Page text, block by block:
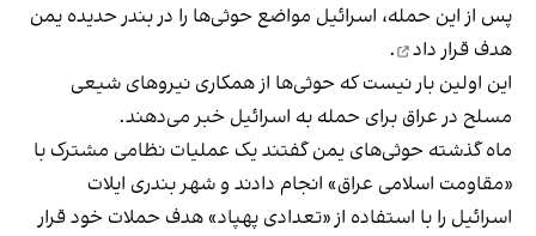
پس از این حمله، اسرائیل مواضع حوثی‌ها را در بندر حدیده یمن
هدف قرار داد
.
این اولین بار نیست که حوثی‌ها از همکاری نیروهای شیعی
مسلح در عراق برای حمله به اسرائیل خبر می‌دهند.
ماه گذشته حوثی‌های یمن گفتند یک عملیات نظامی مشترک با
«مقاومت اسلامی عراق» انجام دادند و شهر بندری ایلات
اسرائیل را با استفاده از «تعدادی پهپاد» هدف حملات خود قرار